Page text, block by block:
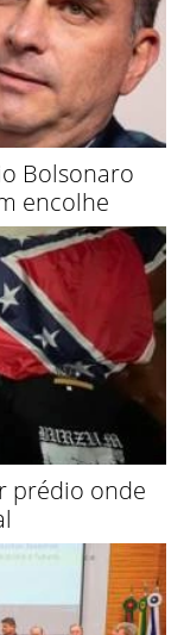
Bolsonaro
encolhe
prédio onde